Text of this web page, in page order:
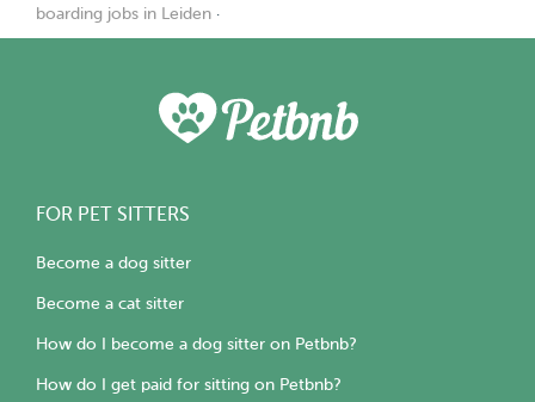
boarding jobs in Leiden ·
FOR PET SITTERS
Become a dog sitter
Become a cat sitter
How do I become a dog sitter on Petbnb?
How do I get paid for sitting on Petbnb?